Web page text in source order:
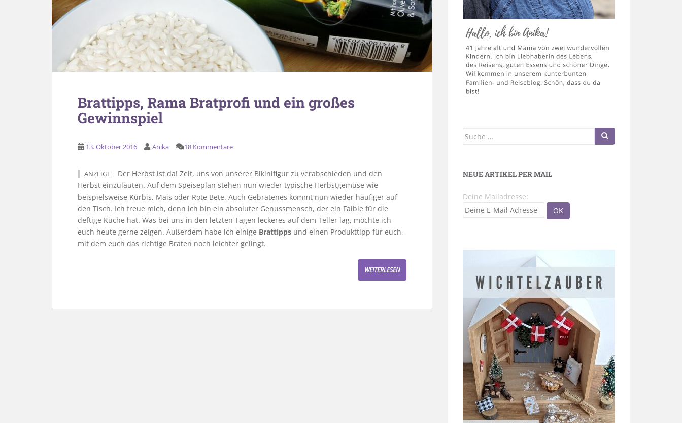
Brattipps, Rama Bratprofi und ein großes
Gewinnspiel
13. Oktober 2016 Anika 18 Kommentare
ANZEIGE
Der Herbst ist da! Zeit, uns von unserer Bikinifigur zu verabschieden und den
Herbst einzuläuten. Auf dem Speiseplan stehen nun wieder typische Herbstgemüse wie
beispielsweise Kürbis, Mais oder Rote Bete. Auch Gebratenes kommt nun wieder häufiger auf
den Tisch. Ich freue mich, denn ich bin ein absoluter Genussmensch, der ein Faible für die
deftige Küche hat. Was bei uns in den letzten Tagen leckeres auf dem Teller lag, möchte ich
euch heute gerne zeigen. Außerdem habe ich einige Brattipps und einen Produkttipp für euch,
mit dem euch das richtige Braten noch leichter gelingt.
WEITERLESEN
Suche
NEUE ARTIKEL PER MAIL
Deine Mailadresse: